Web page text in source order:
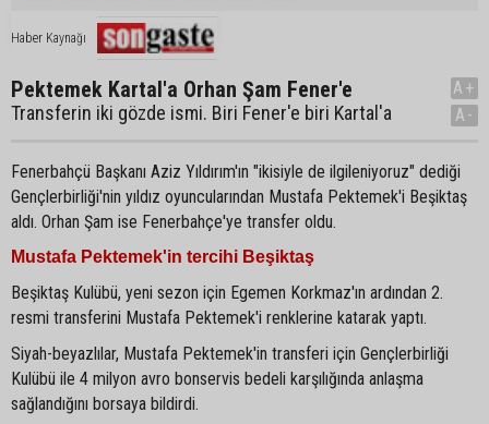
Haber Kaynağı
Pektemek Kartal'a Orhan Şam Fener'e
Transferin iki gözde ismi. Biri Fener'e biri Kartal'a
A+
A-
Fenerbahçü Başkanı Aziz Yıldırım'ın "ikisiyle de ilgileniyoruz" dediği
Gençlerbirliği'nin yıldız oyuncularından Mustafa Pektemek'i Beşiktaş
aldı. Orhan Şam ise Fenerbahçe'ye transfer oldu.
Mustafa Pektemek'in tercihi Beşiktaş
Beşiktaş Kulübü, yeni sezon için Egemen Korkmaz'ın ardından 2.
resmi transferini Mustafa Pektemek'i renklerine katarak yaptı.
Siyah-beyazlılar, Mustafa Pektemek'in transferi için Gençlerbirliği
Kulübü ile 4 milyon avro bonservis bedeli karşılığında anlaşma
sağlandığını borsaya bildirdi.